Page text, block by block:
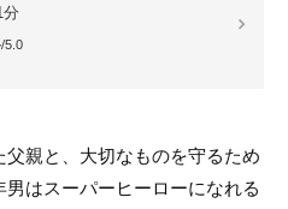
/5.0
親と、大切なものを守るため
はスーパーヒーローになれる